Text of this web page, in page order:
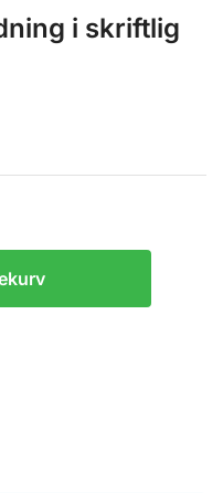
i skriftlig